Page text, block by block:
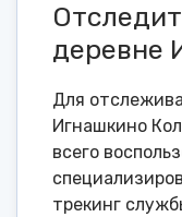
деревне
Для
Игнашкино
всего
трекинг